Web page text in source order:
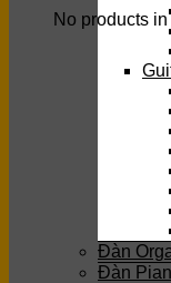
No products
Đàn
Đàn